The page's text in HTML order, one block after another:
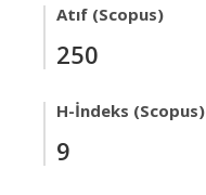
Atıf (Scopus)
250
H-İndeks (Scopus)
9